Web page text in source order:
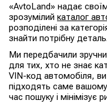
«AvtoLand» надає
зрозумілий каталог
розподілені за
знайти потрібну деталь.
Ми передбачили
для тих, хто не знає
VIN-код автомобіля,
підходять саме
час пошуку і мінімізує